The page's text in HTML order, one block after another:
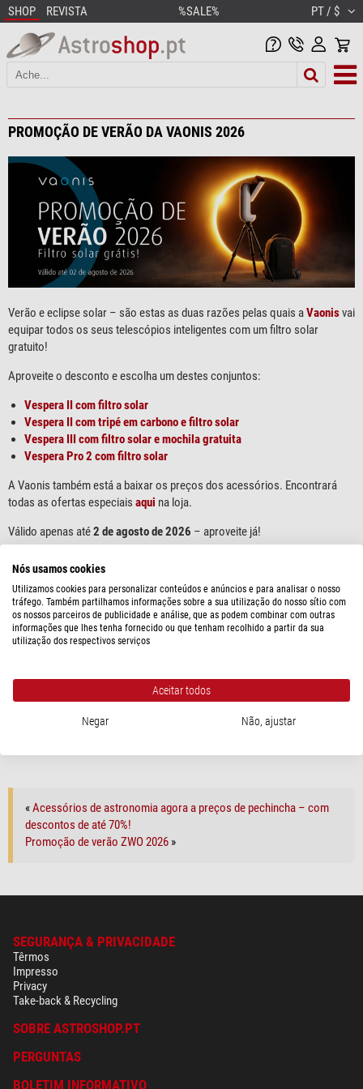
SHOP REVISTA %SALE% PT / $
PROMOÇÃO DE VERÃO DA VAONIS 2026
Verão e eclipse solar – são estas as duas razões pelas quais aVaonisvai
equipar todos os seus telescópios inteligentes com um filtro solar
gratuito!
Aproveite o desconto e escolha um destes conjuntos:
Vespera II com filtro solar
Vespera II com tripé em carbono e filtro solar
Vespera III com filtro solar e mochila gratuita
Vespera Pro 2 com filtro solar
A Vaonis também está a baixar os preços dos acessórios. Encontrará
todas as ofertas especiais aqui na loja.
Válido apenas até2 de agosto de 2026 – aproveite já!
compartilhar
save
É possível acompanhar qualquer resposta à esta postagem atraves do .
É possivel rastrear de vosso próprio sítio.
«Acessórios de astronomia agora a preços de pechincha – com
descontos de até 70%!
Promoção de verão ZWO 2026 »
SEGURANÇA & PRIVACIDADE
Têrmos
Impresso
Privacy
Take-back & Recycling
SOBRE ASTROSHOP.PT
PERGUNTAS
BOLETIM INFORMATIVO
Nós usamos cookies
Utilizamos cookies para personalizar conteúdos e anúncios e para analisar o nosso
tráfego. Também partilhamos informações sobre a sua utilização do nosso sítio com
os nossos parceiros de publicidade e análise, que as podem combinar com outras
informações que lhes tenha fornecido ou que tenham recolhido a partir da sua
utilização dos respectivos serviços
Aceitar todos
Negar Não, ajustar